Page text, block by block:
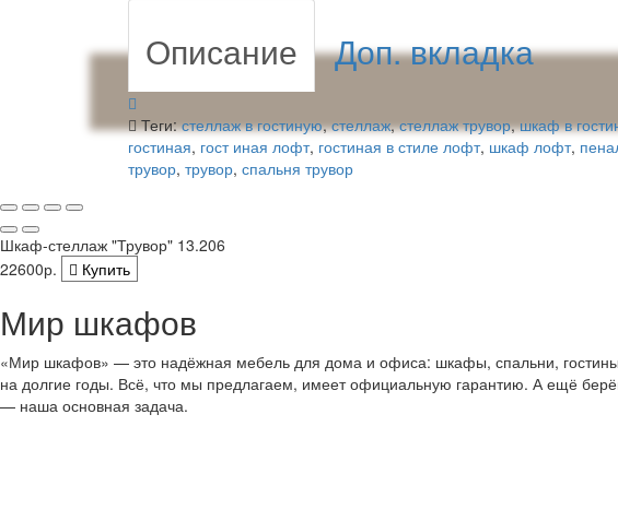
Описание Доп. вкладка
Теги:стеллаж в гостиную,стеллаж,стеллаж трувор,шкаф в
гостиная, гост иная лофт, гостиная в стиле лофт, шкаф лофт,
трувор, трувор, спальня трувор
Шкаф-стеллаж "Трувор" 13.206
22600р.
Купить
Мир шкафов
«Мир шкафов» — это надёжная мебель для дома и офиса: шкафы, спальни,
на долгие годы. Всё, что мы предлагаем, имеет официальную гарантию. А ещё
— наша основная задача.